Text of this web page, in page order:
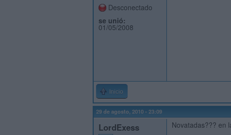
Desconectado
se unió:
01/05/2008
Inicio
29 de agosto, 2010 - 23:09
LordExess
Novatadas??? en